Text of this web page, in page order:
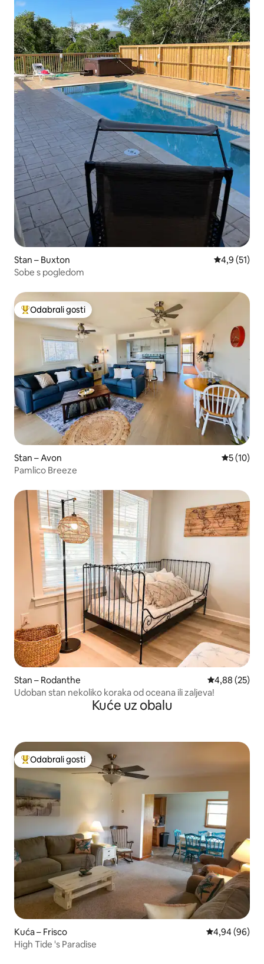
Stan – Buxton Prosječna
4,9 (51)
Sobe s pogledom
Među najviše rangiranima s oznakom „Odabrali gosti”
Odabrali gosti
Stan – Avon Prosječna
5 (10)
Pamlico Breeze
Stan – Rodanthe Prosječna
4,88 (25)
Udoban stan nekoliko koraka od oceana ili zaljeva!
Kuće uz obalu
Među najviše rangiranima s oznakom „Odabrali gosti”
Odabrali gosti
Kuća – Frisco Prosječna
4,94 (96)
High Tide 's Paradise